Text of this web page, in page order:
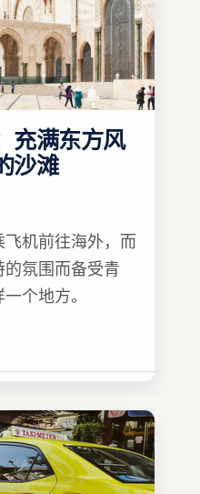
充满东方风
沙滩
机前往海外，而
氛围而备受青
个地方。